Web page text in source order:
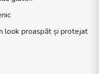
look proaspăt și protejat